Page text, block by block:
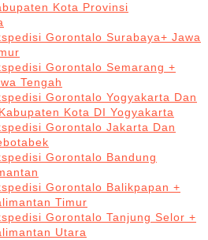
Kota Provinsi
Gorontalo Surabaya+ Jawa
Gorontalo Semarang +
Tengah
Gorontalo Yogyakarta Dan
Kota DI Yogyakarta
Gorontalo Jakarta Dan
Gorontalo Bandung
Gorontalo Balikpapan +
Timur
Gorontalo Tanjung Selor +
Utara